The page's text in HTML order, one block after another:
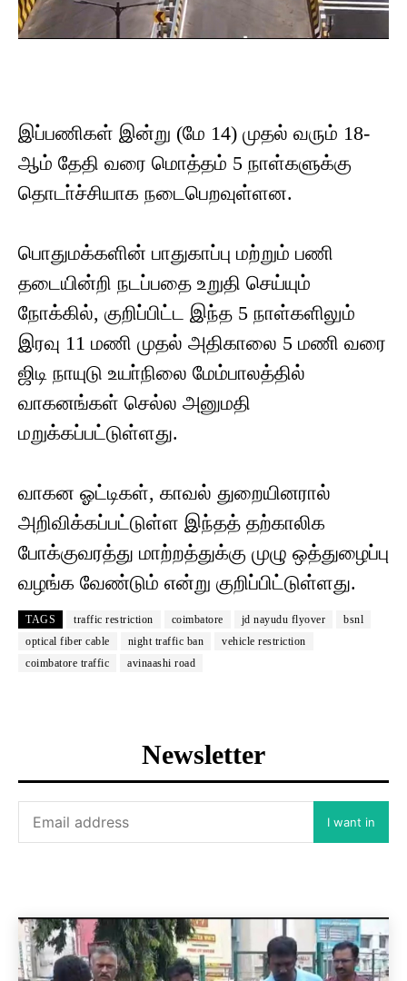
இப்பணிகள் இன்று (மே 14) முதல் வரும் 18-
ஆம் தேதி வரை மொத்தம் 5 நாள்களுக்கு
தொடா்ச்சியாக நடைபெறவுள்ளன.
பொதுமக்களின் பாதுகாப்பு மற்றும் பணி
தடையின்றி நடப்பதை உறுதி செய்யும்
நோக்கில், குறிப்பிட்ட இந்த 5 நாள்களிலும்
இரவு 11 மணி முதல் அதிகாலை 5 மணி வரை
ஜிடி நாயுடு உயா்நிலை மேம்பாலத்தில்
வாகனங்கள் செல்ல அனுமதி
மறுக்கப்பட்டுள்ளது.
வாகன ஓட்டிகள், காவல் துறையினரால்
அறிவிக்கப்பட்டுள்ள இந்தத் தற்காலிக
போக்குவரத்து மாற்றத்துக்கு முழு ஒத்துழைப்பு
வழங்க வேண்டும் என்று குறிப்பிட்டுள்ளது.
TAGS traffic restriction coimbatore jd nayudu flyover
bsnl
optical fiber cable
night traffic ban
vehicle restriction
coimbatore traffic
avinaashi road
Newsletter
I want in